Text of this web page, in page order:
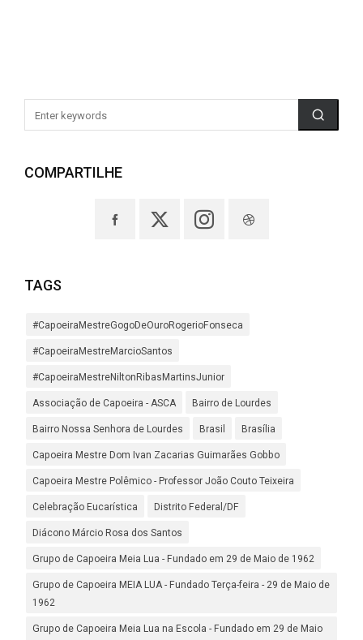
COMPARTILHE
TAGS
#CapoeiraMestreGogoDeOuroRogerioFonseca
#CapoeiraMestreMarcioSantos
#CapoeiraMestreNiltonRibasMartinsJunior
Associação de Capoeira - ASCA Bairro de Lourdes
Bairro Nossa Senhora de Lourdes Brasil Brasília
Capoeira Mestre Dom Ivan Zacarias Guimarães Gobbo
Capoeira Mestre Polêmico - Professor João Couto Teixeira
Celebração Eucarística Distrito Federal/DF
Diácono Márcio Rosa dos Santos
Grupo de Capoeira Meia Lua - Fundado em 29 de Maio de 1962
Grupo de Capoeira MEIA LUA - Fundado Terça-feira - 29 de Maio de
1962
Grupo de Capoeira Meia Lua na Escola - Fundado em 29 de Maio